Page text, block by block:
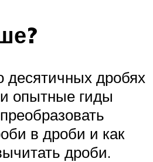
десятичных дробях
опытные гиды
в дроби и как
дроби.